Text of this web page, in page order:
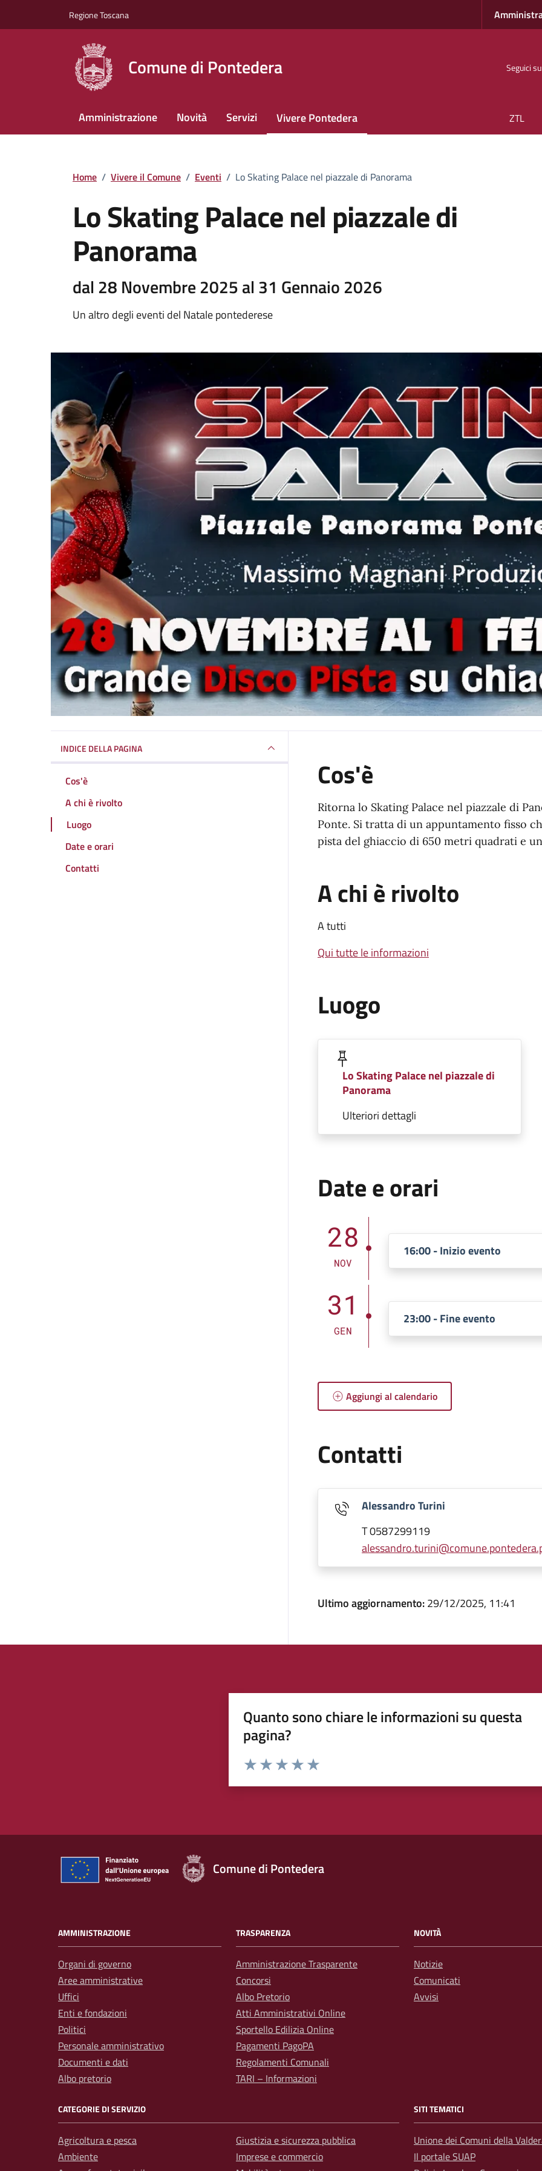
Regione Toscana
Comune di Pontedera Seguici
Amministrazione Novità Servizi Vivere Pontedera ZTL
Home / Vivere il Comune / Eventi / Lo Skating Palace nel piazzale di Panorama
Lo Skating Palace nel piazzale di
Panorama
dal 28 Novembre 2025 al 31 Gennaio 2026
Un altro degli eventi del Natale pontederese
INDICE DELLA PAGINA
Cos'è
A chi è rivolto
Luogo
Date e orari
Contatti
Cos'è
Ritorna lo Skating Palace nel piazzale di
Ponte. Si tratta di un appuntamento fisso
pista del ghiaccio di 650 metri quadrati e
A chi è rivolto
A tutti
Qui tutte le informazioni
Luogo
Lo Skating Palace nel piazzale di
Panorama
Ulteriori dettagli
Date e orari
28
NOV
16:00 - Inizio evento
31
GEN
23:00 - Fine evento
Aggiungi al calendario
Contatti
Alessandro Turini
T 0587299119
Ultimo aggiornamento:29/12/2025, 11:41
Quanto sono chiare le informazioni su questa
pagina?
Rating:
Comune di Pontedera
AMMINISTRAZIONE
Organi di governo
Aree amministrative
Uffici
Enti e fondazioni
Politici
Personale amministrativo
Documenti e dati
Albo pretorio
TRASPARENZA
Amministrazione Trasparente
Concorsi
Albo Pretorio
Atti Amministrativi Online
Sportello Edilizia Online
Pagamenti PagoPA
Regolamenti Comunali
TARI – Informazioni
NOVITÀ
Notizie
Comunicati
Avvisi
CATEGORIE DI SERVIZIO
Agricoltura e pesca
Ambiente
Giustizia e sicurezza pubblica
Imprese e commercio
SITI TEMATICI
Unione dei Comuni della
Il portale SUAP